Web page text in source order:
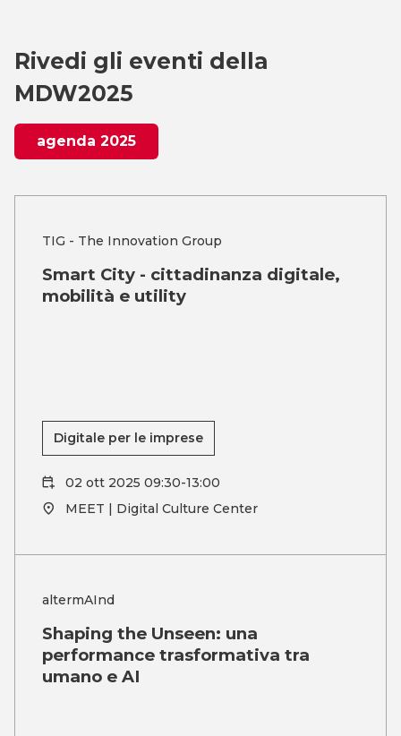
Rivedi gli eventi della
MDW2025
agenda 2025
TIG - The Innovation Group
Smart City - cittadinanza digitale,
mobilità e utility
Digitale per le imprese
02 ott 2025 09:30-13:00
MEET | Digital Culture Center
altermAInd
Shaping the Unseen: una
performance trasformativa tra
umano e AI